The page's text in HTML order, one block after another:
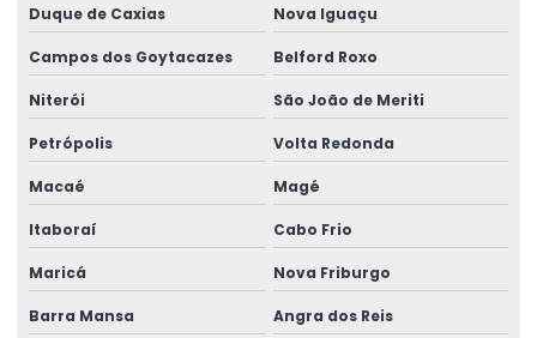
Distribuidor autorizado swf krantechnik brasil
Empresa especializada em manutenção de ponte rolante
Empresa de ponte rolante
Empresa de talha elétrica
Empresas de barramento blindado
Empresas de manutenção em ponte rolante
Equipamento Para Elevação De Cargas Até 250 Toneladas
Duque de Caxias Nova Iguaçu
Campos dos Goytacazes Belford Roxo
Niterói São João de Meriti
Petrópolis Volta Redonda
Macaé Magé
Itaboraí Cabo Frio
Maricá Nova Friburgo
Barra Mansa Angra dos Reis